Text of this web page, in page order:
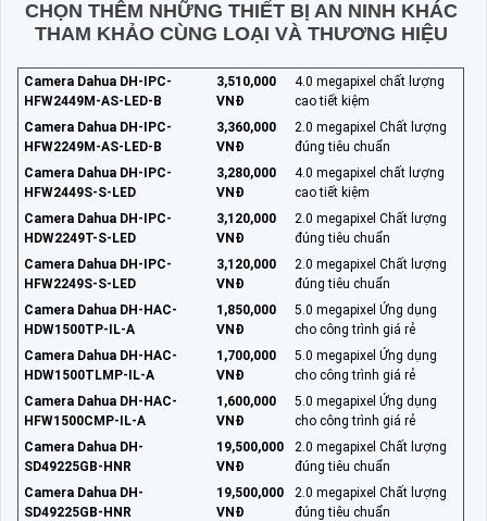
CHỌN THÊM NHỮNG THIẾT BỊ AN NINH KHÁC
THAM KHẢO CÙNG LOẠI VÀ THƯƠNG HIỆU
Camera Dahua DH-IPC-
HFW2449M-AS-LED-B
3,510,000
VNĐ
4.0 megapixel chất lượng
cao tiết kiệm
Camera Dahua DH-IPC-
HFW2249M-AS-LED-B
3,360,000
VNĐ
2.0 megapixel Chất lượng
đúng tiêu chuẩn
Camera Dahua DH-IPC-
HFW2449S-S-LED
3,280,000
VNĐ
4.0 megapixel chất lượng
cao tiết kiệm
Camera Dahua DH-IPC-
HDW2249T-S-LED
3,120,000
VNĐ
2.0 megapixel Chất lượng
đúng tiêu chuẩn
Camera Dahua DH-IPC-
HFW2249S-S-LED
3,120,000
VNĐ
2.0 megapixel Chất lượng
đúng tiêu chuẩn
Camera Dahua DH-HAC-
HDW1500TP-IL-A
1,850,000
VNĐ
5.0 megapixel Ứng dụng
cho công trình giá rẻ
Camera Dahua DH-HAC-
HDW1500TLMP-IL-A
1,700,000
VNĐ
5.0 megapixel Ứng dụng
cho công trình giá rẻ
Camera Dahua DH-HAC-
HFW1500CMP-IL-A
1,600,000
VNĐ
5.0 megapixel Ứng dụng
cho công trình giá rẻ
Camera Dahua DH-
SD49225GB-HNR
19,500,000
VNĐ
2.0 megapixel Chất lượng
đúng tiêu chuẩn
Camera Dahua DH-
SD49225GB-HNR
19,500,000
VNĐ
2.0 megapixel Chất lượng
đúng tiêu chuẩn